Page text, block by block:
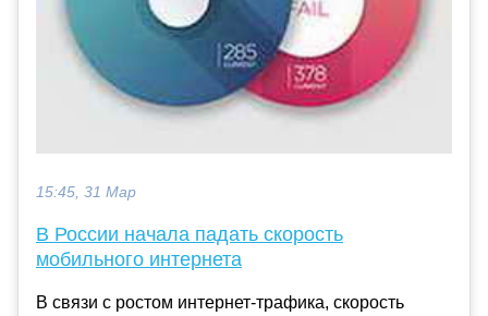
15:45, 31 Мар
В России начала падать скорость
мобильного интернета
В связи с ростом интернет-трафика, скорость